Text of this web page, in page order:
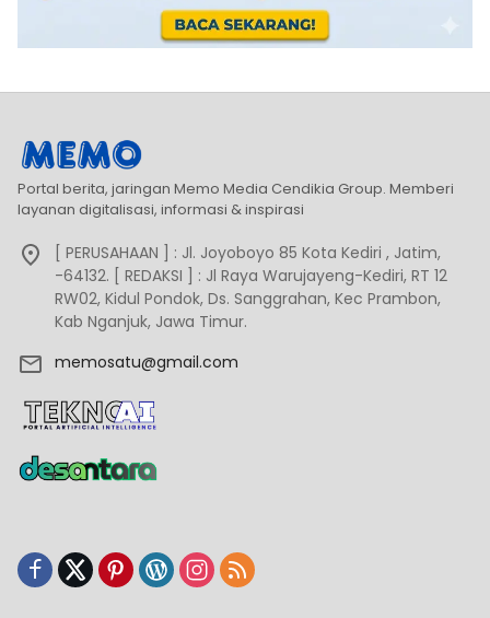
Portal berita, jaringan Memo Media Cendikia Group. Memberi
layanan digitalisasi, informasi & inspirasi
[ PERUSAHAAN ] : Jl. Joyoboyo 85 Kota Kediri , Jatim,
-64132. [ REDAKSI ] : Jl Raya Warujayeng-Kediri, RT 12
RW02, Kidul Pondok, Ds. Sanggrahan, Kec Prambon,
Kab Nganjuk, Jawa Timur.
memosatu@gmail.com